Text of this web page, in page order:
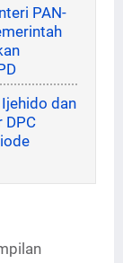
PAN-
dan
DPC